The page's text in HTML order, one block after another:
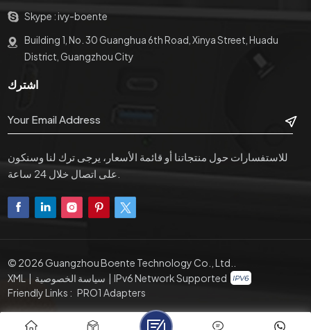
Skype :ivy-boente
Building 1, No. 30 Guanghua 6th Road, Xinya Street, Huadu
District, Guangzhou City
اشترك
للاستفسارات حول منتجاتنا أو قائمة الأسعار، يرجى ترك لنا وسنكون
© 2026 Guangzhou Boente Technology Co., Ltd..
XML | سياسة الخصوصية | IPv6 Network Supported
Friendly Links : PRO1 Adapters